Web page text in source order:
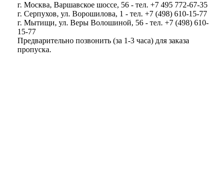
г. Москва, Варшавское шоссе, 56 - тел. +7 495 772-67-35
г. Серпухов, ул. Ворошилова, 1 - тел. +7 (498) 610-15-77
г. Мытищи, ул. Веры Волошиной, 56 - тел. +7 (498) 610-
15-77
Предварительно позвонить (за 1-3 часа) для заказа
пропуска.